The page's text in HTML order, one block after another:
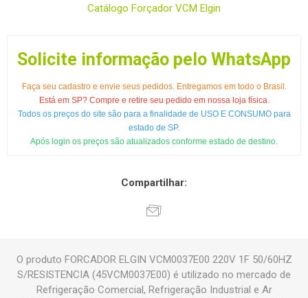
Catálogo Forçador VCM Elgin
Solicite informação pelo WhatsApp
Faça seu cadastro e envie seus pedidos. Entregamos em todo o Brasil.
Está em SP? Compre e retire seu pedido em nossa loja física.
Todos os preços do site são para a finalidade de USO E CONSUMO para
estado de SP.
Após login os preços são atualizados conforme estado de destino.
Compartilhar:
O produto FORCADOR ELGIN VCM0037E00 220V 1F 50/60HZ
S/RESISTENCIA (45VCM0037E00) é utilizado no mercado de
Refrigeração Comercial, Refrigeração Industrial e Ar